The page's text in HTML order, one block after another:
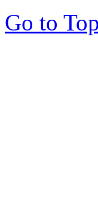
Go to Top